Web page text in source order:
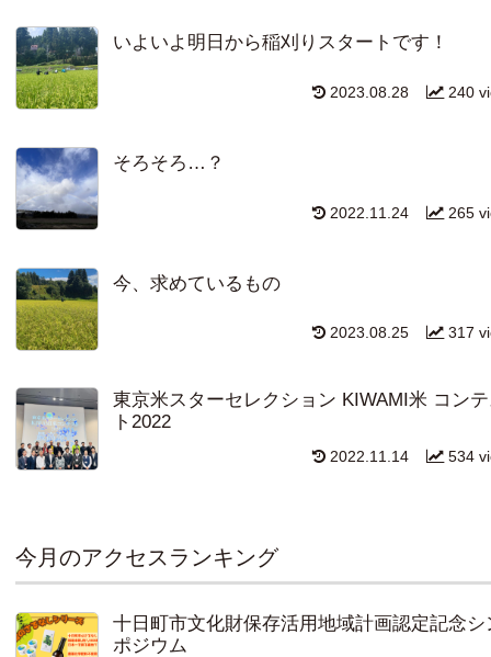
いよいよ明日から稲刈りスタートです！
240
2023.08.28
そろそろ…？
265
2022.11.24
今、求めているもの
317
2023.08.25
東京米スターセレクション KIWAMI米 コン
ト2022
534
2022.11.14
今月のアクセスランキング
十日町市文化財保存活用地域計画認定記念シ
ポジウム